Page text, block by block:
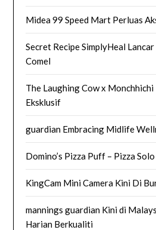
Midea 99 Speed Mart Perluas
Secret Recipe SimplyHeal
Comel
The Laughing Cow x
Eksklusif
guardian Embracing Midlife
Domino’s Pizza Puff – Pizza
KingCam Mini Camera Kini Di
mannings guardian Kini di
Harian Berkualiti